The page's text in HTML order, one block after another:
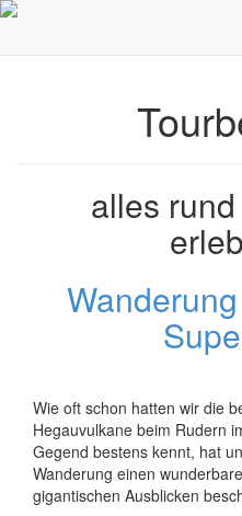
Skip to content
alles
Wie oft schon hatten wir die
Hegauvulkane beim Rudern
Gegend bestens kennt, hat
Wanderung einen
gigantischen Ausblicken